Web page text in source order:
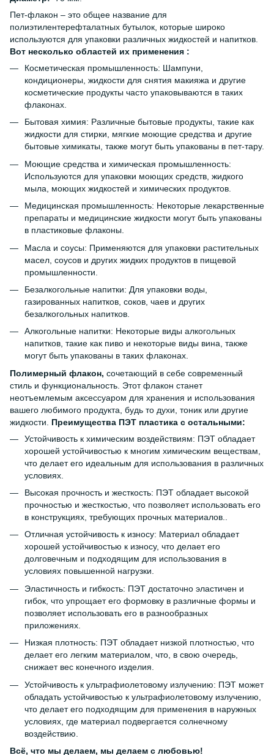
Пет-флакон – это общее название для
полиэтилентерефталатных бутылок, которые широко
используются для упаковки различных жидкостей и напитков.
Вот несколько областей их применения :
Косметическая промышленность: Шампуни,
кондиционеры, жидкости для снятия макияжа и другие
косметические продукты часто упаковываются в таких
флаконах.
Бытовая химия: Различные бытовые продукты, такие как
жидкости для стирки, мягкие моющие средства и другие
бытовые химикаты, также могут быть упакованы в пет-тару.
Моющие средства и химическая промышленность:
Используются для упаковки моющих средств, жидкого
мыла, моющих жидкостей и химических продуктов.
Медицинская промышленность: Некоторые лекарственные
препараты и медицинские жидкости могут быть упакованы
в пластиковые флаконы.
Масла и соусы: Применяются для упаковки растительных
масел, соусов и других жидких продуктов в пищевой
промышленности.
Безалкогольные напитки: Для упаковки воды,
газированных напитков, соков, чаев и других
безалкогольных напитков.
Алкогольные напитки: Некоторые виды алкогольных
напитков, такие как пиво и некоторые виды вина, также
могут быть упакованы в таких флаконах.
Полимерный флакон, сочетающий в себе современный
стиль и функциональность. Этот флакон станет
неотъемлемым аксессуаром для хранения и использования
вашего любимого продукта, будь то духи, тоник или другие
жидкости. Преимущества ПЭТ пластика с остальными:
Устойчивость к химическим воздействиям: ПЭТ обладает
хорошей устойчивостью к многим химическим веществам,
что делает его идеальным для использования в различных
условиях.
Высокая прочность и жесткость: ПЭТ обладает высокой
прочностью и жесткостью, что позволяет использовать его
в конструкциях, требующих прочных материалов..
Отличная устойчивость к износу: Материал обладает
хорошей устойчивостью к износу, что делает его
долговечным и подходящим для использования в
условиях повышенной нагрузки.
Эластичность и гибкость: ПЭТ достаточно эластичен и
гибок, что упрощает его формовку в различные формы и
позволяет использовать его в разнообразных
приложениях.
Низкая плотность: ПЭТ обладает низкой плотностью, что
делает его легким материалом, что, в свою очередь,
снижает вес конечного изделия.
Устойчивость к ультрафиолетовому излучению: ПЭТ может
обладать устойчивостью к ультрафиолетовому излучению,
что делает его подходящим для применения в наружных
условиях, где материал подвергается солнечному
воздействию.
Всё, что мы делаем, мы делаем с любовью!